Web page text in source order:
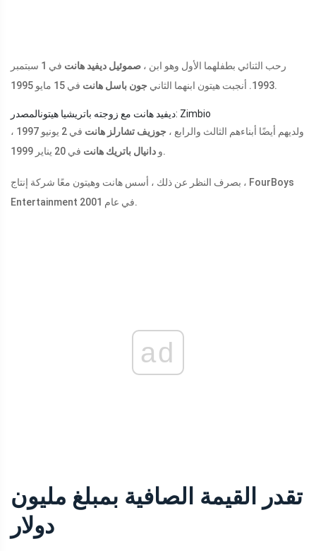
رحب الثنائي بطفلهما الأول وهو ابن ، صموئيل ديفيد هانت
في 1 سبتمبر
1993. أنجبت هيتون ابنهما الثاني
جون باسل هانت في 15 مايو 1995.
ديفيد هانت مع زوجته باتريشيا هيتونالمصدر: Zimbio
ولديهم أيضًا أبناءهم الثالث والرابع ، جوزيف تشارلز هانت
في 2 يونيو 1997 ،
و دانيال باتريك هانت في 20 يناير 1999.
بصرف النظر عن ذلك ، أسس هانت وهيتون معًا شركة إنتاج ، FourBoys
Entertainment في عام 2001.
ad
تقدر القيمة الصافية بمبلغ مليون
دولار